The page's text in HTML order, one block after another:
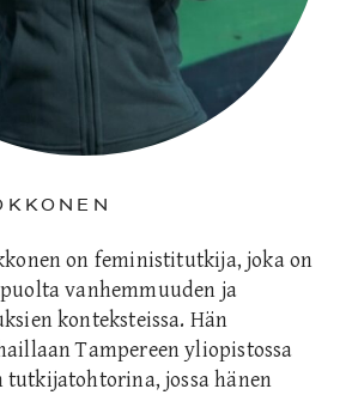
on feministitutkija, joka on
vanhemmuuden ja
konteksteissa. Hän
Tampereen yliopistossa
tutkijatohtorina, jossa hänen